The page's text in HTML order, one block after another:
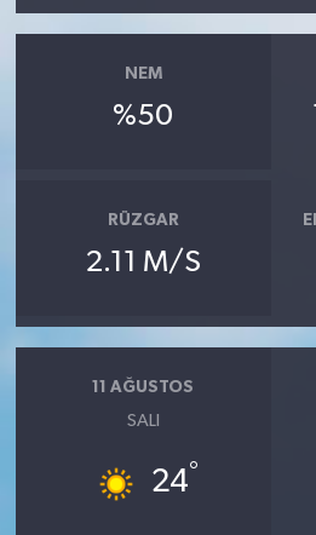
NEM
%50
RÜZGAR
2.11 M/S
11 AĞUSTOS
SALI
24°